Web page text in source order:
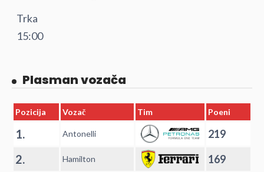
Trka
15:00
Plasman vozača
Pozicija Vozač Tim Poeni
1. Antonelli 219
2. Hamilton 169